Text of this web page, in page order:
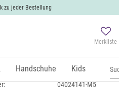
zu jeder Bestellung
Merkliste
Handschuhe Kids
Wendepailletten Stern
MwSt., zzgl.Versand
04024141-M5